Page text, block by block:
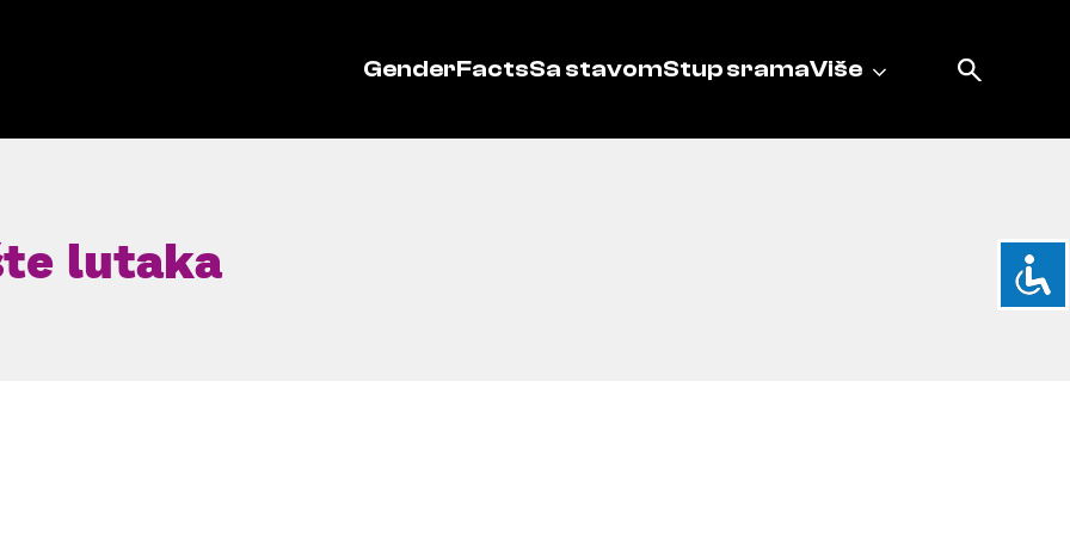
GenderFactsSa stavomStup sramaViše
lutaka